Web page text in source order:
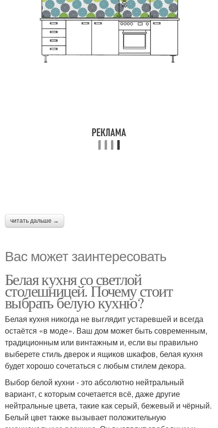
читать дальше →
Вас может заинтересовать
Белая кухня со светлой
столешницей. Почему стоит
выбрать белую кухню?
Белая кухня никогда не выглядит устаревшей и всегда
остаётся «в моде». Ваш дом может быть современным,
традиционным или винтажным и, если вы правильно
выберете стиль дверок и ящиков шкафов, белая кухня
будет хорошо сочетаться с любым стилем декора.
Выбор белой кухни - это абсолютно нейтральный
вариант, с которым сочетается всё, даже другие
нейтральные цвета, такие как серый, бежевый и чёрный.
Белый цвет также вызывает положительную